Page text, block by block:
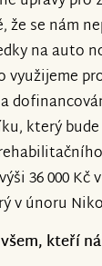
že se nám
na auto
využijeme
který bude
36 000 Kč
v únoru
kteří